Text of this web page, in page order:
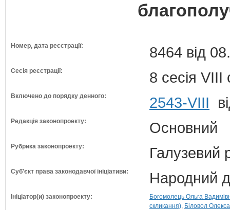
Номер, дата реєстрації: 8464 від
Сесія реєстрації: 8 сесія VIII
Включено до порядку денного: 2543-VIII
Редакція законопроекту: Основний
Рубрика законопроекту: Галузевий
Суб'єкт права законодавчої ініціативи: Народний
Ініціатор(и) законопроекту:
Богомолець Ольга
скликання) Біловол